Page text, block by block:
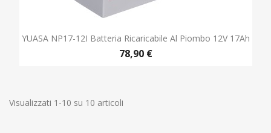
YUASA NP17-12I Batteria Ricaricabile Al Piombo 12V 17Ah
78,90 €
Visualizzati 1-10 su 10 articoli